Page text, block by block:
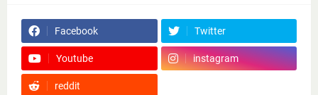
Facebook Twitter
Youtube instagram
reddit